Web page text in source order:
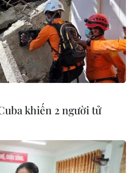
gánh hàng hoa, những
ảnh cốm Vòng, những
Tất cả gợi lại một hình Hà
cảm xúc.
khiến 2 người tử